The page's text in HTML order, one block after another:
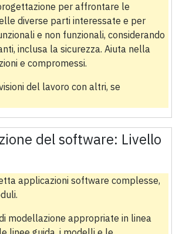
per affrontare le
diverse parti interessate e per
e non funzionali, considerando
inclusa la sicurezza. Aiuta nella
e compromessi.
del lavoro con altri, se
del software: Livello
applicazioni software complesse,
modellazione appropriate in linea